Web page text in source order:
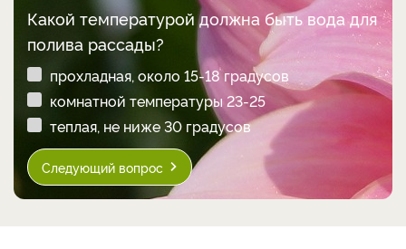
Какой температурой должна быть вода для
полива рассады?
прохладная, около 15-18 градусов
комнатной температуры 23-25
теплая, не ниже 30 градусов
Следующий вопрос